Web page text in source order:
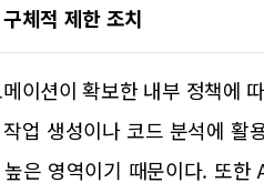
체적 제한 조치
이션이 확보한 내부 정책에
업 생성이나 코드 분석에 활
은 영역이기 때문이다. 또